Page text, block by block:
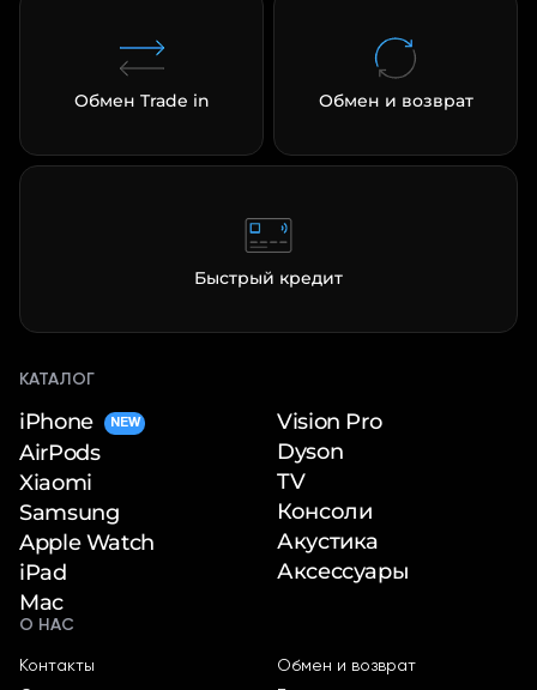
Обмен Trade in Обмен и возврат
Быстрый кредит
КАТАЛОГ
iPhone NEW
AirPods
Xiaomi
Samsung
Apple Watch
iPad
Mac
Vision Pro
Dyson
TV
Консоли
Акустика
Аксессуары
О НАС
Контакты
Обмен и возврат